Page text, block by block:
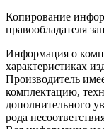
Копирование
правообладателя
Информация о
характеристиках
Производитель
комплектацию,
дополнительного
рода